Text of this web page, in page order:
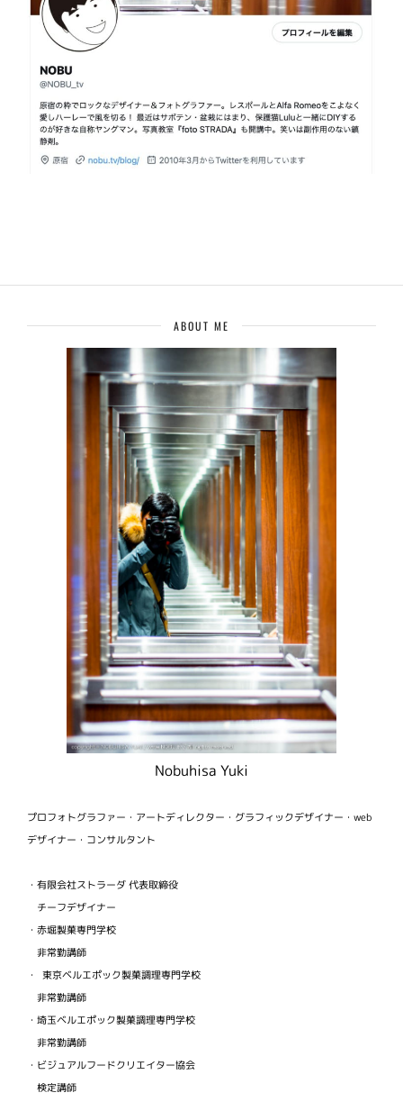
ABOUT ME
Nobuhisa Yuki
プロフォトグラファー・アートディレクター・グラフィックデザイナー・web
デザイナー・コンサルタント
・有限会社ストラーダ 代表取締役
チーフデザイナー
・赤堀製菓専門学校
非常勤講師
・ 東京ベルエポック製菓調理専門学校
非常勤講師
・埼玉ベルエポック製菓調理専門学校
非常勤講師
・ビジュアルフードクリエイター協会
検定講師